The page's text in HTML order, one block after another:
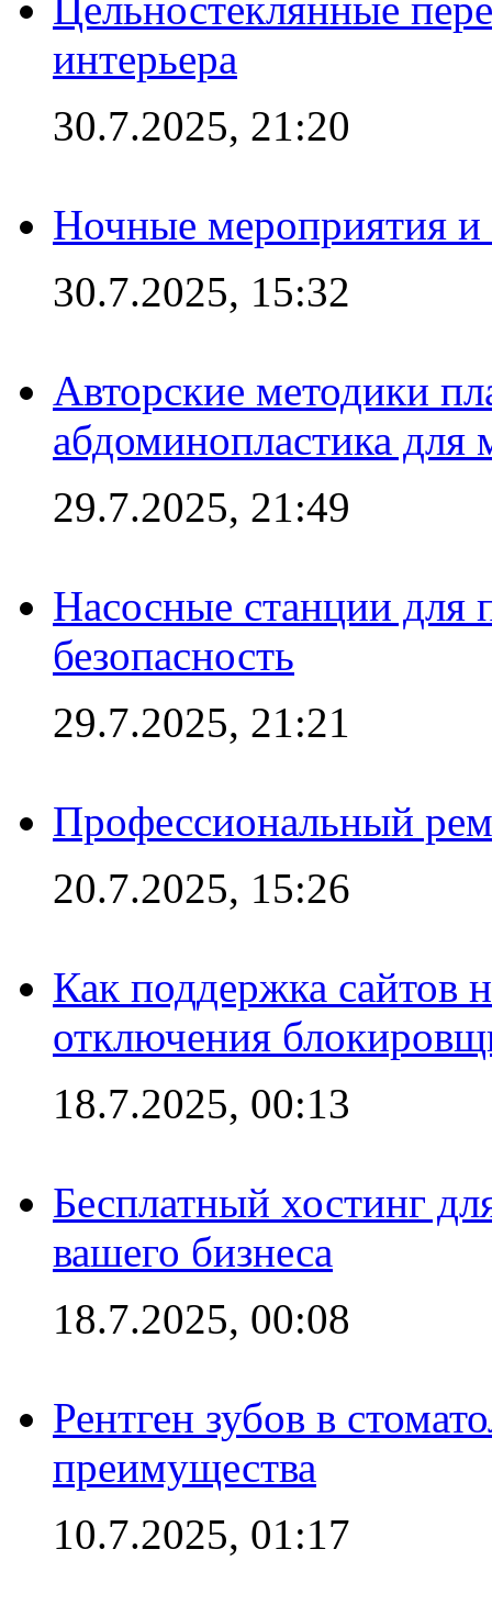
интерьера
30.7.2025, 21:20
Ночные мероприятия и
30.7.2025, 15:32
Авторские методики
абдоминопластика для
29.7.2025, 21:49
Насосные станции для
безопасность
29.7.2025, 21:21
Профессиональный
20.7.2025, 15:26
Как поддержка сайтов
отключения
18.7.2025, 00:13
Бесплатный хостинг
вашего бизнеса
18.7.2025, 00:08
Рентген зубов в
преимущества
10.7.2025, 01:17